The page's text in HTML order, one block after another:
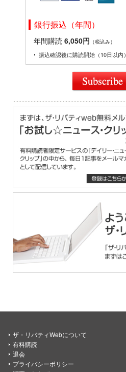
銀行振込（年間）
年間購読 6,050円 （税込み）
振込確認後に購読開始（10日以内）
ザ・リバティWebについて
有料購読
退会
プライバシーポリシー